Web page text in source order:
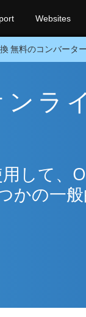
Websites
無料のコンバータ
ラ
して、
かの一